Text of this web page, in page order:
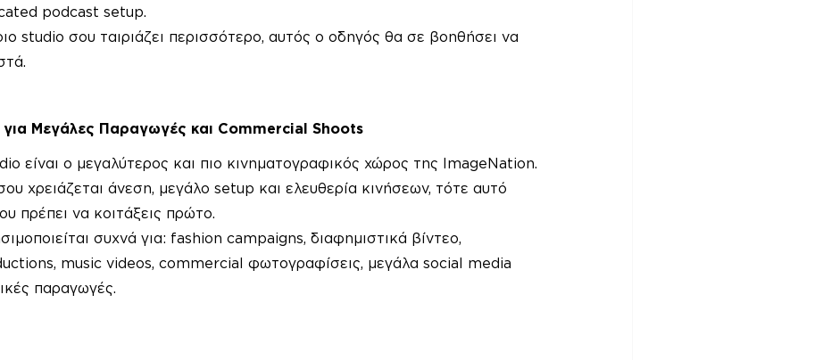
podcast setup.
studio σου ταιριάζει περισσότερο, αυτός ο οδηγός θα σε βοηθήσει να
για Μεγάλες Παραγωγές και Commercial Shoots
είναι ο μεγαλύτερος και πιο κινηματογραφικός χώρος της ImageNation.
χρειάζεται άνεση, μεγάλο setup και ελευθερία κινήσεων, τότε αυτό
πρέπει να κοιτάξεις πρώτο.
συχνά για: fashion campaigns, διαφημιστικά βίντεο,
music videos, commercial φωτογραφίσεις, μεγάλα social media
παραγωγές.